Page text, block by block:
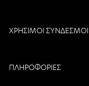
ΧΡΗΣΙΜΟΙ ΣΥΝΔΕΣΜΟΙ
ΠΛΗΡΟΦΟΡΙΕΣ